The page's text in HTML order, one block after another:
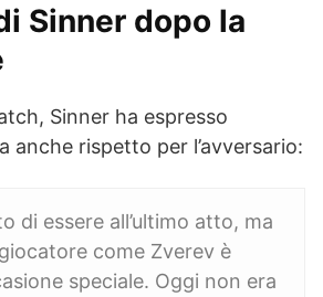
Sinner dopo la
Sinner ha espresso
anche rispetto per l’avversario:
di essere all’ultimo atto, ma
come Zverev è
speciale. Oggi non era